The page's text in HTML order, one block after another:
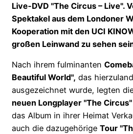
Live-DVD "The Circus – Live".
Spektakel aus dem Londoner
Kooperation mit den UCI
großen Leinwand zu sehen
Nach ihrem fulminanten
Beautiful World", das
ausgezeichnet wurde, legten
neuen Longplayer "The Circus"
das Album in ihrer Heimat
auch die dazugehörige Tour